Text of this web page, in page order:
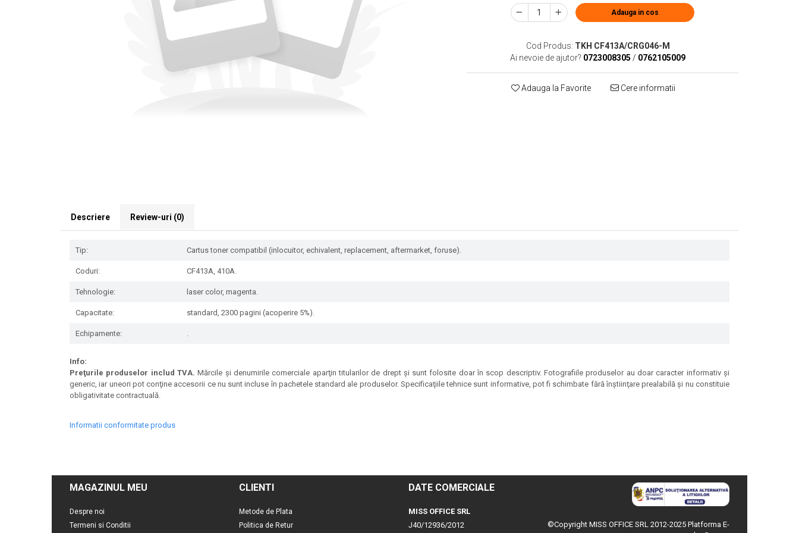
Adauga in cos
Cod Produs: TKH CF413A/CRG046-M
Ai nevoie de ajutor? 0723008305 / 0762105009
Adauga la Favorite Cere informatii
Descriere Review-uri (0)
Tip: Cartus toner compatibil (inlocuitor, echivalent, replacement, aftermarket, foruse).
Coduri: CF413A, 410A.
Tehnologie: laser color, magenta.
Capacitate: standard, 2300 pagini (acoperire 5%).
Echipamente: .
Info:
Preţurile produselor includ TVA. Mărcile şi denumirile comerciale aparţin titularilor de drept şi sunt folosite doar în scop descriptiv. Fotografiile produselor au doar caracter informativ şi
generic, iar uneori pot conţine accesorii ce nu sunt incluse în pachetele standard ale produselor. Specificaţiile tehnice sunt informative, pot fi schimbate fără înştiinţare prealabilă şi nu constituie
obligativitate contractuală.
Informatii conformitate produs
MAGAZINUL MEU
Despre noi
Termeni si Conditii
CLIENTI
Metode de Plata
Politica de Retur
DATE COMERCIALE
MISS OFFICE SRL
J40/12936/2012
©Copyright MISS OFFICE SRL 2012-2025 Platforma E-